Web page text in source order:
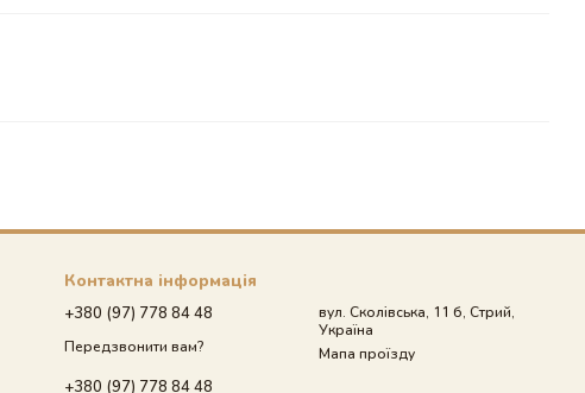
Контактна інформація
+380 (97) 778 84 48
Передзвонити вам?
+380 (97) 778 84 48
вул. Сколівська, 11 б, Стрий,
Україна
Мапа проїзду